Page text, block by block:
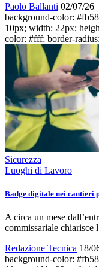
Paolo Ballanti 02/07/26
background-color:
10px; width: 22px;
color: #fff; border-
Sicurezza
Luoghi di Lavoro
Badge digitale nei cantieri
A circa un mese
commissariale chiarisce
Redazione Tecnica 18/
background-color: